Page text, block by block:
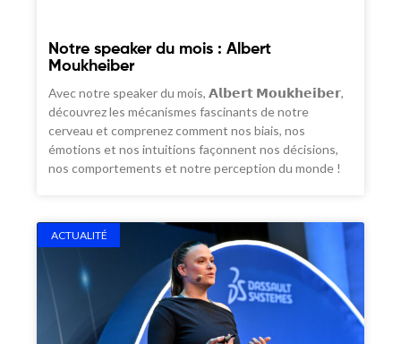
Notre speaker du mois : Albert
Moukheiber
Avec notre speaker du mois, 𝗔𝗹𝗯𝗲𝗿𝘁 𝗠𝗼𝘂𝗸𝗵𝗲𝗶𝗯𝗲𝗿,
découvrez les mécanismes fascinants de notre
cerveau et comprenez comment nos biais, nos
émotions et nos intuitions façonnent nos décisions,
nos comportements et notre perception du monde !
ACTUALITÉ